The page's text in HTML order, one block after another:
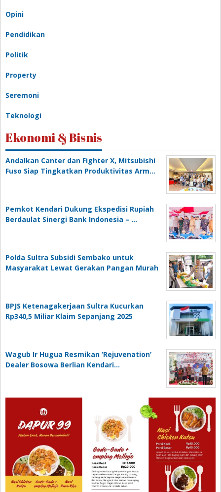
Opini
Pendidikan
Politik
Property
Seremoni
Teknologi
Ekonomi & Bisnis
Andalkan Canter dan Fighter X, Mitsubishi
Fuso Siap Tingkatkan Produktivitas Arm…
Pemkot Kendari Dukung Ekspedisi Rupiah
Berdaulat Sinergi Bank Indonesia – …
Polda Sultra Subsidi Sembako untuk
Masyarakat Lewat Gerakan Pangan Murah
BPJS Ketenagakerjaan Sultra Kucurkan
Rp340,5 Miliar Klaim Sepanjang 2025
Wagub Ir Hugua Resmikan ‘Rejuvenation’
Dealer Bosowa Berlian Kendari…